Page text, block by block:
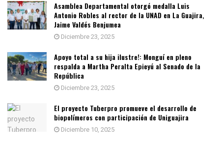
Asamblea Departamental otorgó medalla Luis
Antonio Robles al rector de la UNAD en La Guajira,
Jaime Valdés Benjumea
Diciembre 23, 2025
Apoyo total a su hija ilustre!: Monguí en pleno
respalda a Martha Peralta Epieyú al Senado de la
República
Diciembre 23, 2025
El proyecto Tuberpro promueve el desarrollo de
biopolímeros con participación de Uniguajira
Diciembre 10, 2025